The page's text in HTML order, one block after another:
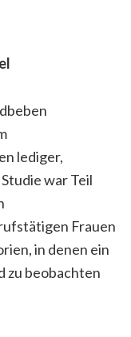
lediger,
war Teil
Frauen
in denen ein
zu beobachten